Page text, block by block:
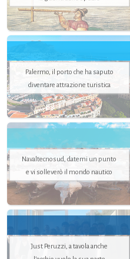
Palermo, il porto che ha saputo
diventare attrazione turistica
Navaltecnosud, datemi un punto
e vi solleverò il mondo nautico
Just Peruzzi, a tavola anche